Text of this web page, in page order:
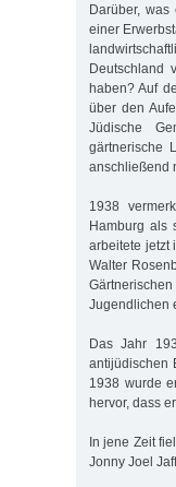
Darüber,
einer
Deutschland
haben? Auf
über den
Jüdische
gärtnerische
anschließend
1938
Hamburg als
arbeitete jetzt
Walter
Jugendlichen
Das Jahr
antijüdischen
1938 wurde
hervor, dass
In jene Zeit
Jonny Joel